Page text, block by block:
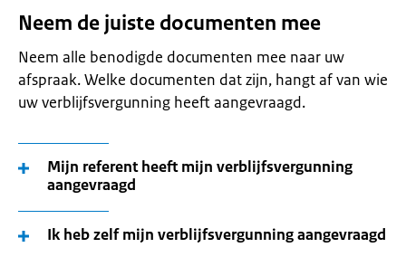
Neem de juiste documenten mee
Neem alle benodigde documenten mee naar uw
afspraak. Welke documenten dat zijn, hangt af van wie
uw verblijfsvergunning heeft aangevraagd.
Mijn referent heeft mijn verblijfsvergunning
aangevraagd
Ik heb zelf mijn verblijfsvergunning aangevraagd